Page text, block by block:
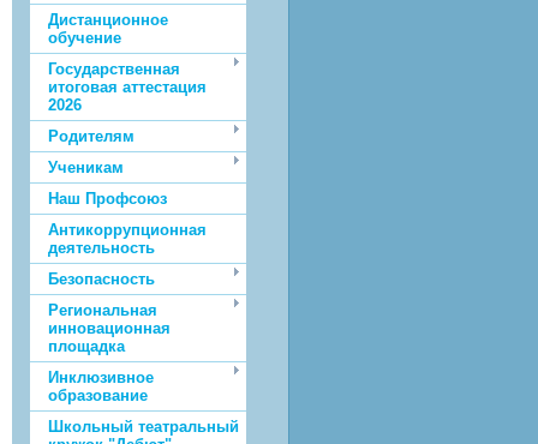
Дистанционное
обучение
Государственная
итоговая аттестация
2026
Родителям
Ученикам
Наш Профсоюз
Антикоррупционная
деятельность
Безопасность
Региональная
инновационная
площадка
Инклюзивное
образование
Школьный театральный